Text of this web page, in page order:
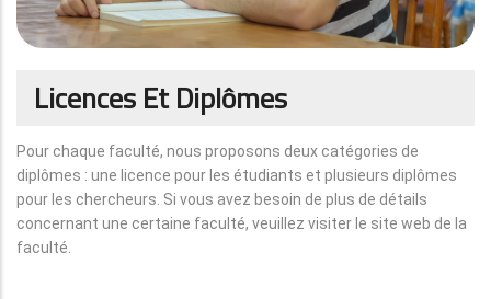
Licences Et Diplômes
Pour chaque faculté, nous proposons deux catégories de
diplômes : une licence pour les étudiants et plusieurs diplômes
pour les chercheurs. Si vous avez besoin de plus de détails
concernant une certaine faculté, veuillez visiter le site web de la
faculté.